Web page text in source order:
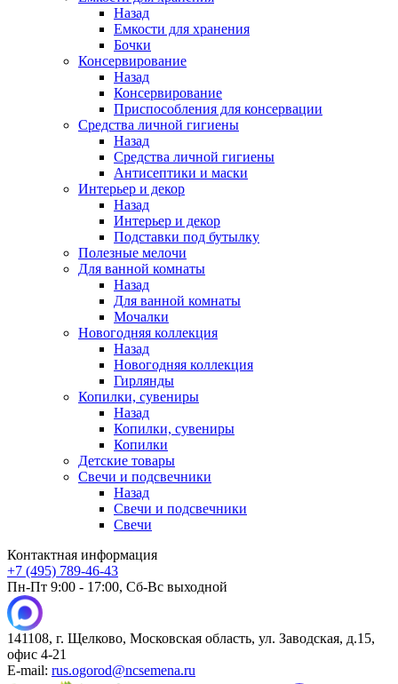
Назад
Емкости для хранения
Бочки
Консервирование
Назад
Консервирование
Приспособления для консервации
Средства личной гигиены
Назад
Средства личной гигиены
Антисептики и маски
Интерьер и декор
Назад
Интерьер и декор
Подставки под бутылку
Полезные мелочи
Для ванной комнаты
Назад
Для ванной комнаты
Мочалки
Новогодняя коллекция
Назад
Новогодняя коллекция
Гирлянды
Копилки, сувениры
Назад
Копилки, сувениры
Копилки
Детские товары
Свечи и подсвечники
Назад
Свечи и подсвечники
Свечи
Контактная информация
+7 (495) 789-46-43
Пн-Пт 9:00 - 17:00, Сб-Вс выходной
141108, г. Щелково, Московская область, ул. Заводская, д.15,
офис 4-21
E-mail: rus.ogorod@ncsemena.ru